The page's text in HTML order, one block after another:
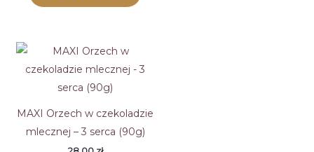
MAXI Orzech w czekoladzie
mlecznej – 3 serca (90g)